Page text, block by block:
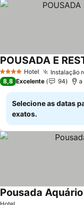
4 EstrelasHotel Instalação
POUSADA E
8,8 Excelente 94 a
Selecione as datas
exatos.
Hotel
Pousada